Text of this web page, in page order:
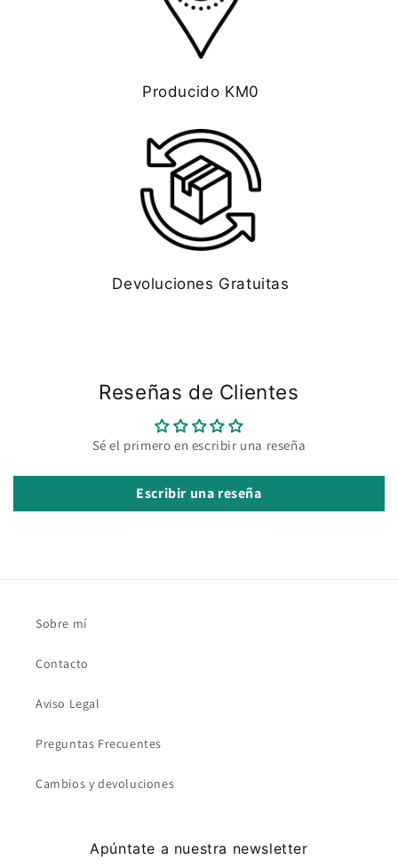
Producido KM0
Devoluciones Gratuitas
Reseñas de Clientes
Sé el primero en escribir una reseña
Escribir una reseña
Sobre mí
Contacto
Aviso Legal
Preguntas Frecuentes
Cambios y devoluciones
Apúntate a nuestra newsletter